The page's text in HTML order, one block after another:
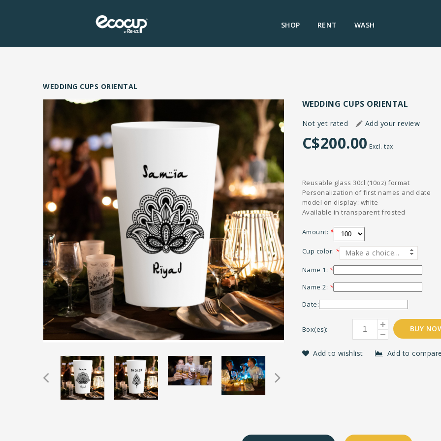
SHOP RENT WASH
WEDDING CUPS ORIENTAL
WEDDING CUPS ORIENTAL
Not yet rated Add your review
C$200.00 Excl. tax
Reusable glass 30cl (10oz) format
Personalization of first names and date
model on display: white
Available in transparent frosted
Amount: *
Cup color: * Make a choice...
Name 1: *
Name 2: *
Date:
Box(es): BUY
Add to wishlist Add to